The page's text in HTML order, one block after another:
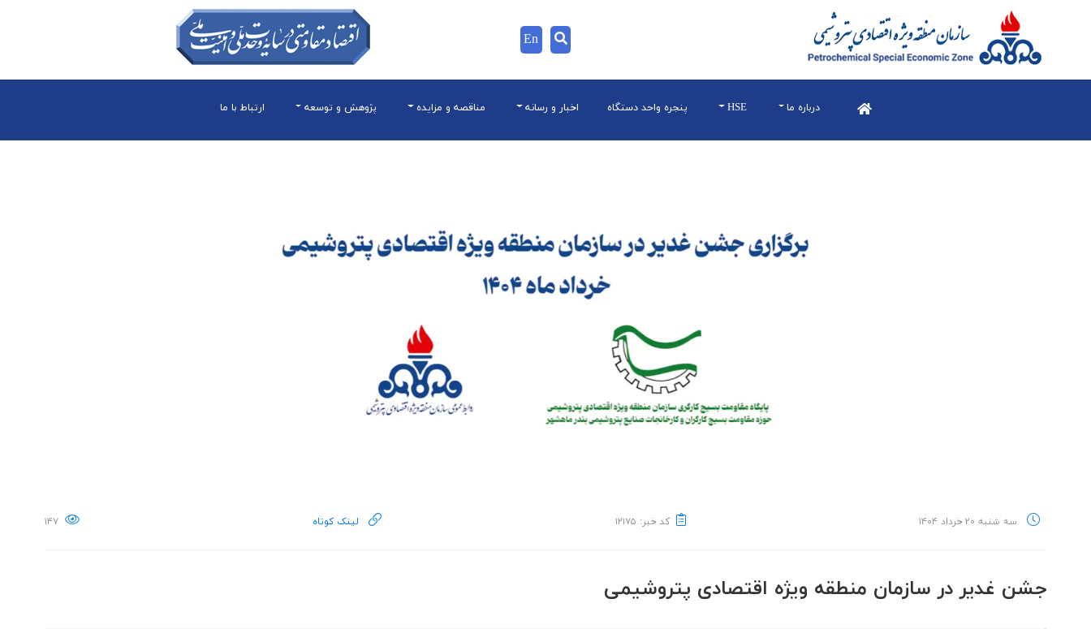
En
درباره ما HSE پنجره واحد دستگاه اخبار و رسانه مناقصه و مزایده پژوهش و توسعه ارتباط با ما
سه شنبه ۲۰ خرداد ۱۴۰۴ کد خبر: ۱۲۱۷۵ لینک کوتاه ۱۴۷
جشن غدیر در سازمان منطقه ویژه اقتصادی پتروشیمی